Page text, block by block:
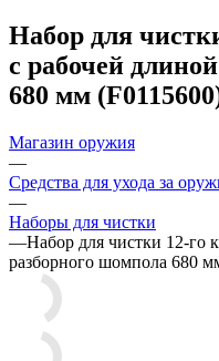
Набор для
с рабочей
680 мм
Магазин оружия
—
Средства для ухода за
—
Наборы для чистки
—Набор для чистки 12-го
разборного шомпола 680